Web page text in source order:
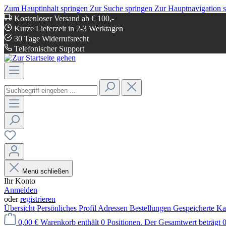
Zum Hauptinhalt springen Zur Suche springen Zur Hauptnavigation
Kostenloser Versand ab € 100,-
Kurze Lieferzeit in 2-3 Werktagen
30 Tage Widerrufsrecht
Telefonischer Support
Menü schließen
Ihr Konto
Anmelden
oderregistrieren
Übersicht Persönliches Profil Adressen Bestellungen Gespeicherte
0,00 € Warenkorb enthält 0 Positionen. Der Gesamtwert beträgt